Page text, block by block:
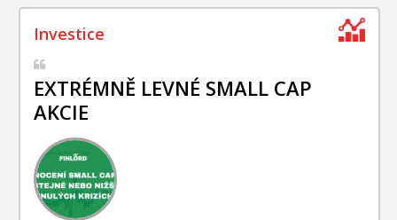
EXTRÉMNĚ LEVNÉ SMALL CAP
AKCIE